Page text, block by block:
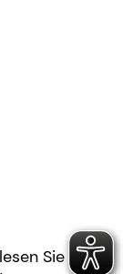
Sie die